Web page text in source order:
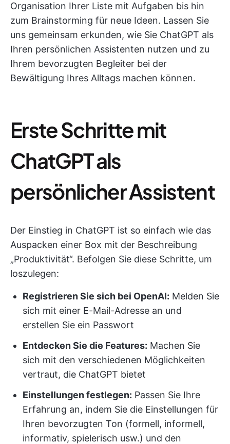
Organisation Ihrer Liste mit Aufgaben bis hin
zum Brainstorming für neue Ideen. Lassen Sie
uns gemeinsam erkunden, wie Sie ChatGPT als
Ihren persönlichen Assistenten nutzen und zu
Ihrem bevorzugten Begleiter bei der
Bewältigung Ihres Alltags machen können.
Erste Schritte mit
ChatGPT als
persönlicher Assistent
Der Einstieg in ChatGPT ist so einfach wie das
Auspacken einer Box mit der Beschreibung
„Produktivität“. Befolgen Sie diese Schritte, um
loszulegen:
Registrieren Sie sich bei OpenAI: Melden Sie
sich mit einer E-Mail-Adresse an und
erstellen Sie ein Passwort
Entdecken Sie die Features: Machen Sie
sich mit den verschiedenen Möglichkeiten
vertraut, die ChatGPT bietet
Einstellungen festlegen: Passen Sie Ihre
Erfahrung an, indem Sie die Einstellungen für
Ihren bevorzugten Ton (formell, informell,
informativ, spielerisch usw.) und den